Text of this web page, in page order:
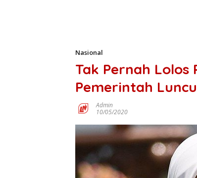
Nasional
Tak Pernah
Pemerintah
Admin
10/05/2020